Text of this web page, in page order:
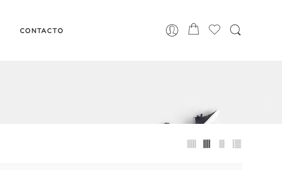
CONTACTO